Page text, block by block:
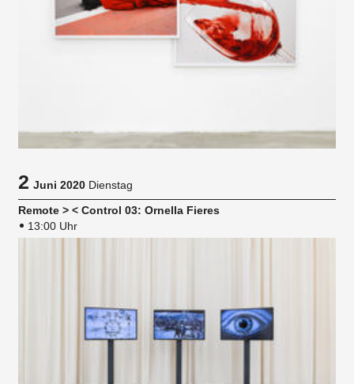
2Juni 2020 Dienstag
Remote > < Control 03: Ornella Fieres
13:00 Uhr